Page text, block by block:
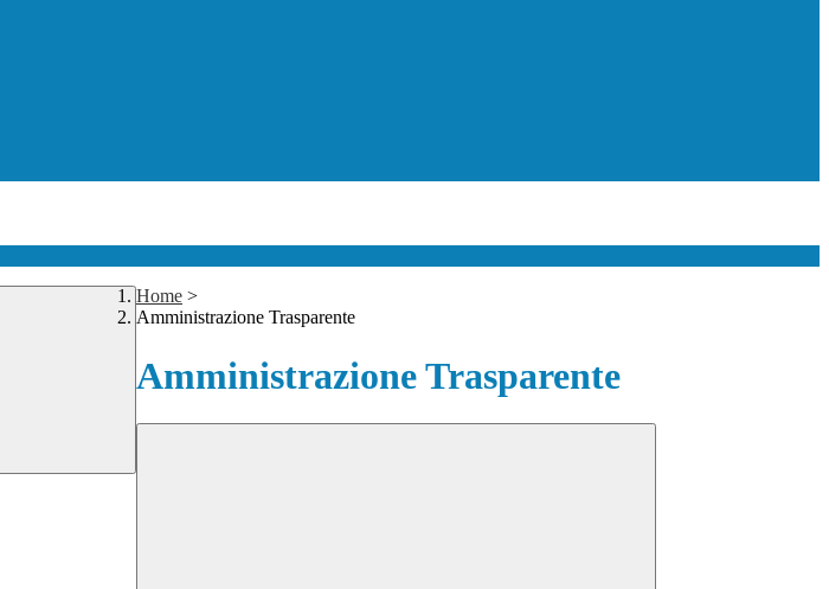
Home >
Amministrazione Trasparente
Amministrazione Trasparente